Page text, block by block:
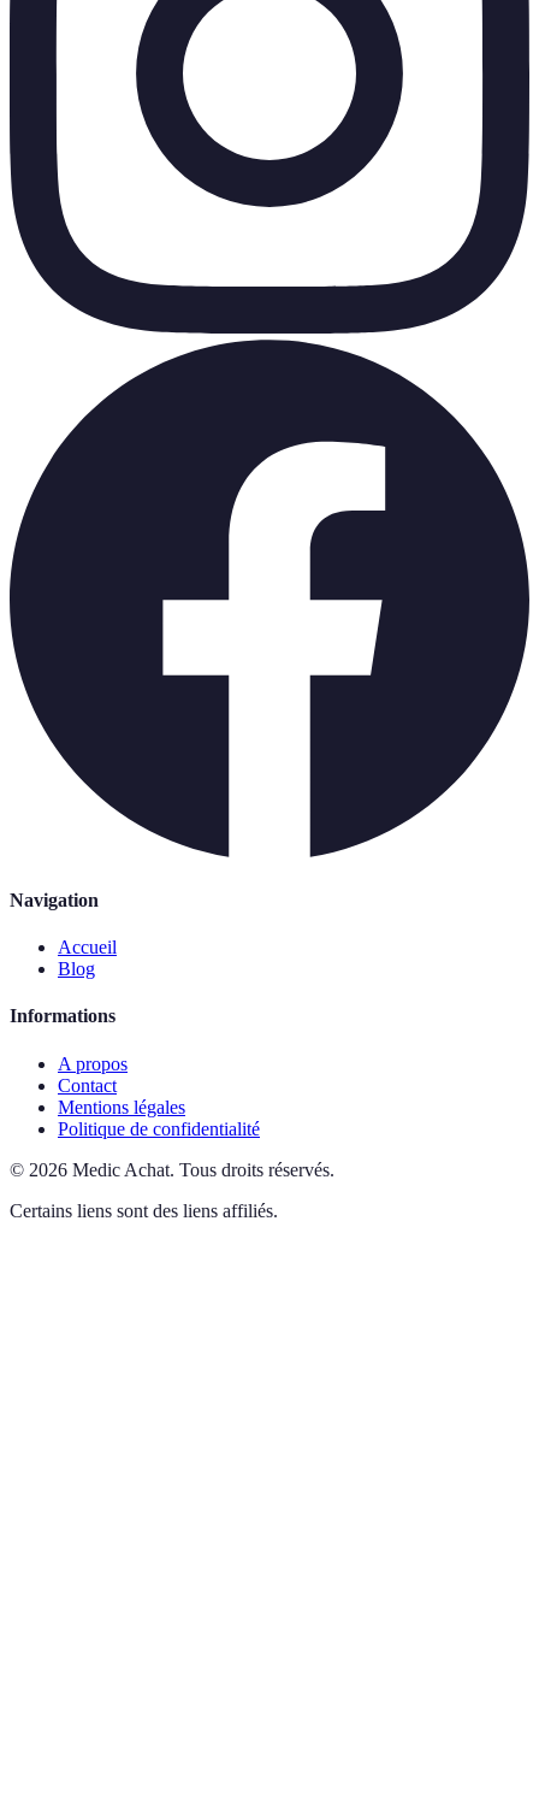
Navigation
Accueil
Blog
Informations
A propos
Contact
Mentions légales
Politique de confidentialité
© 2026 Medic Achat. Tous droits réservés.
Certains liens sont des liens affiliés.